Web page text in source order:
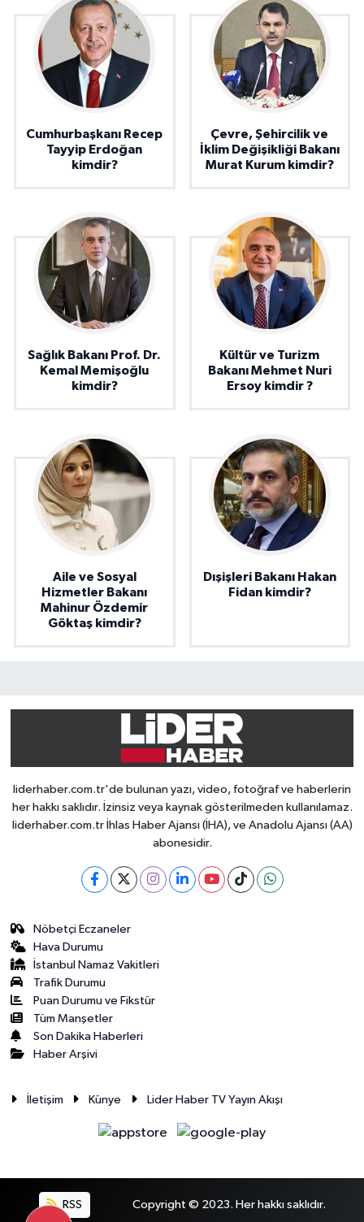
Cumhurbaşkanı Recep
Tayyip Erdoğan
kimdir?
Çevre, Şehircilik ve
İklim Değişikliği Bakanı
Murat Kurum kimdir?
Sağlık Bakanı Prof. Dr.
Kemal Memişoğlu
kimdir?
Kültür ve Turizm
Bakanı Mehmet Nuri
Ersoy kimdir ?
Aile ve Sosyal
Hizmetler Bakanı
Mahinur Özdemir
Göktaş kimdir?
Dışişleri Bakanı Hakan
Fidan kimdir?
liderhaber.com.tr'de bulunan yazı, video, fotoğraf ve haberlerin
her hakkı saklıdır. İzinsiz veya kaynak gösterilmeden kullanılamaz.
liderhaber.com.tr İhlas Haber Ajansı (İHA), ve Anadolu Ajansı (AA)
abonesidir.
Nöbetçi Eczaneler
Hava Durumu
İstanbul Namaz Vakitleri
Trafik Durumu
Puan Durumu ve Fikstür
Tüm Manşetler
Son Dakika Haberleri
Haber Arşivi
İletişim Künye Lider Haber TV Yayın Akışı
RSS Copyright © 2023. Her hakkı saklıdır.